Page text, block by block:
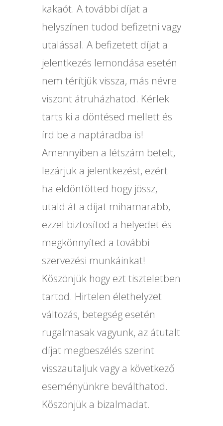
kakaót. A további díjat a
helyszínen tudod befizetni vagy
utalással. A befizetett díjat a
jelentkezés lemondása esetén
nem térítjük vissza, más névre
viszont átruházhatod. Kérlek
tarts ki a döntésed mellett és
írd be a naptáradba is!
Amennyiben a létszám betelt,
lezárjuk a jelentkezést, ezért
ha eldöntötted hogy jössz,
utald át a díjat mihamarabb,
ezzel biztosítod a helyedet és
megkönnyíted a további
szervezési munkáinkat!
Köszönjük hogy ezt tiszteletben
tartod. Hirtelen élethelyzet
változás, betegség esetén
rugalmasak vagyunk, az átutalt
díjat megbeszélés szerint
visszautaljuk vagy a következő
eseményünkre beválthatod.
Köszönjük a bizalmadat.